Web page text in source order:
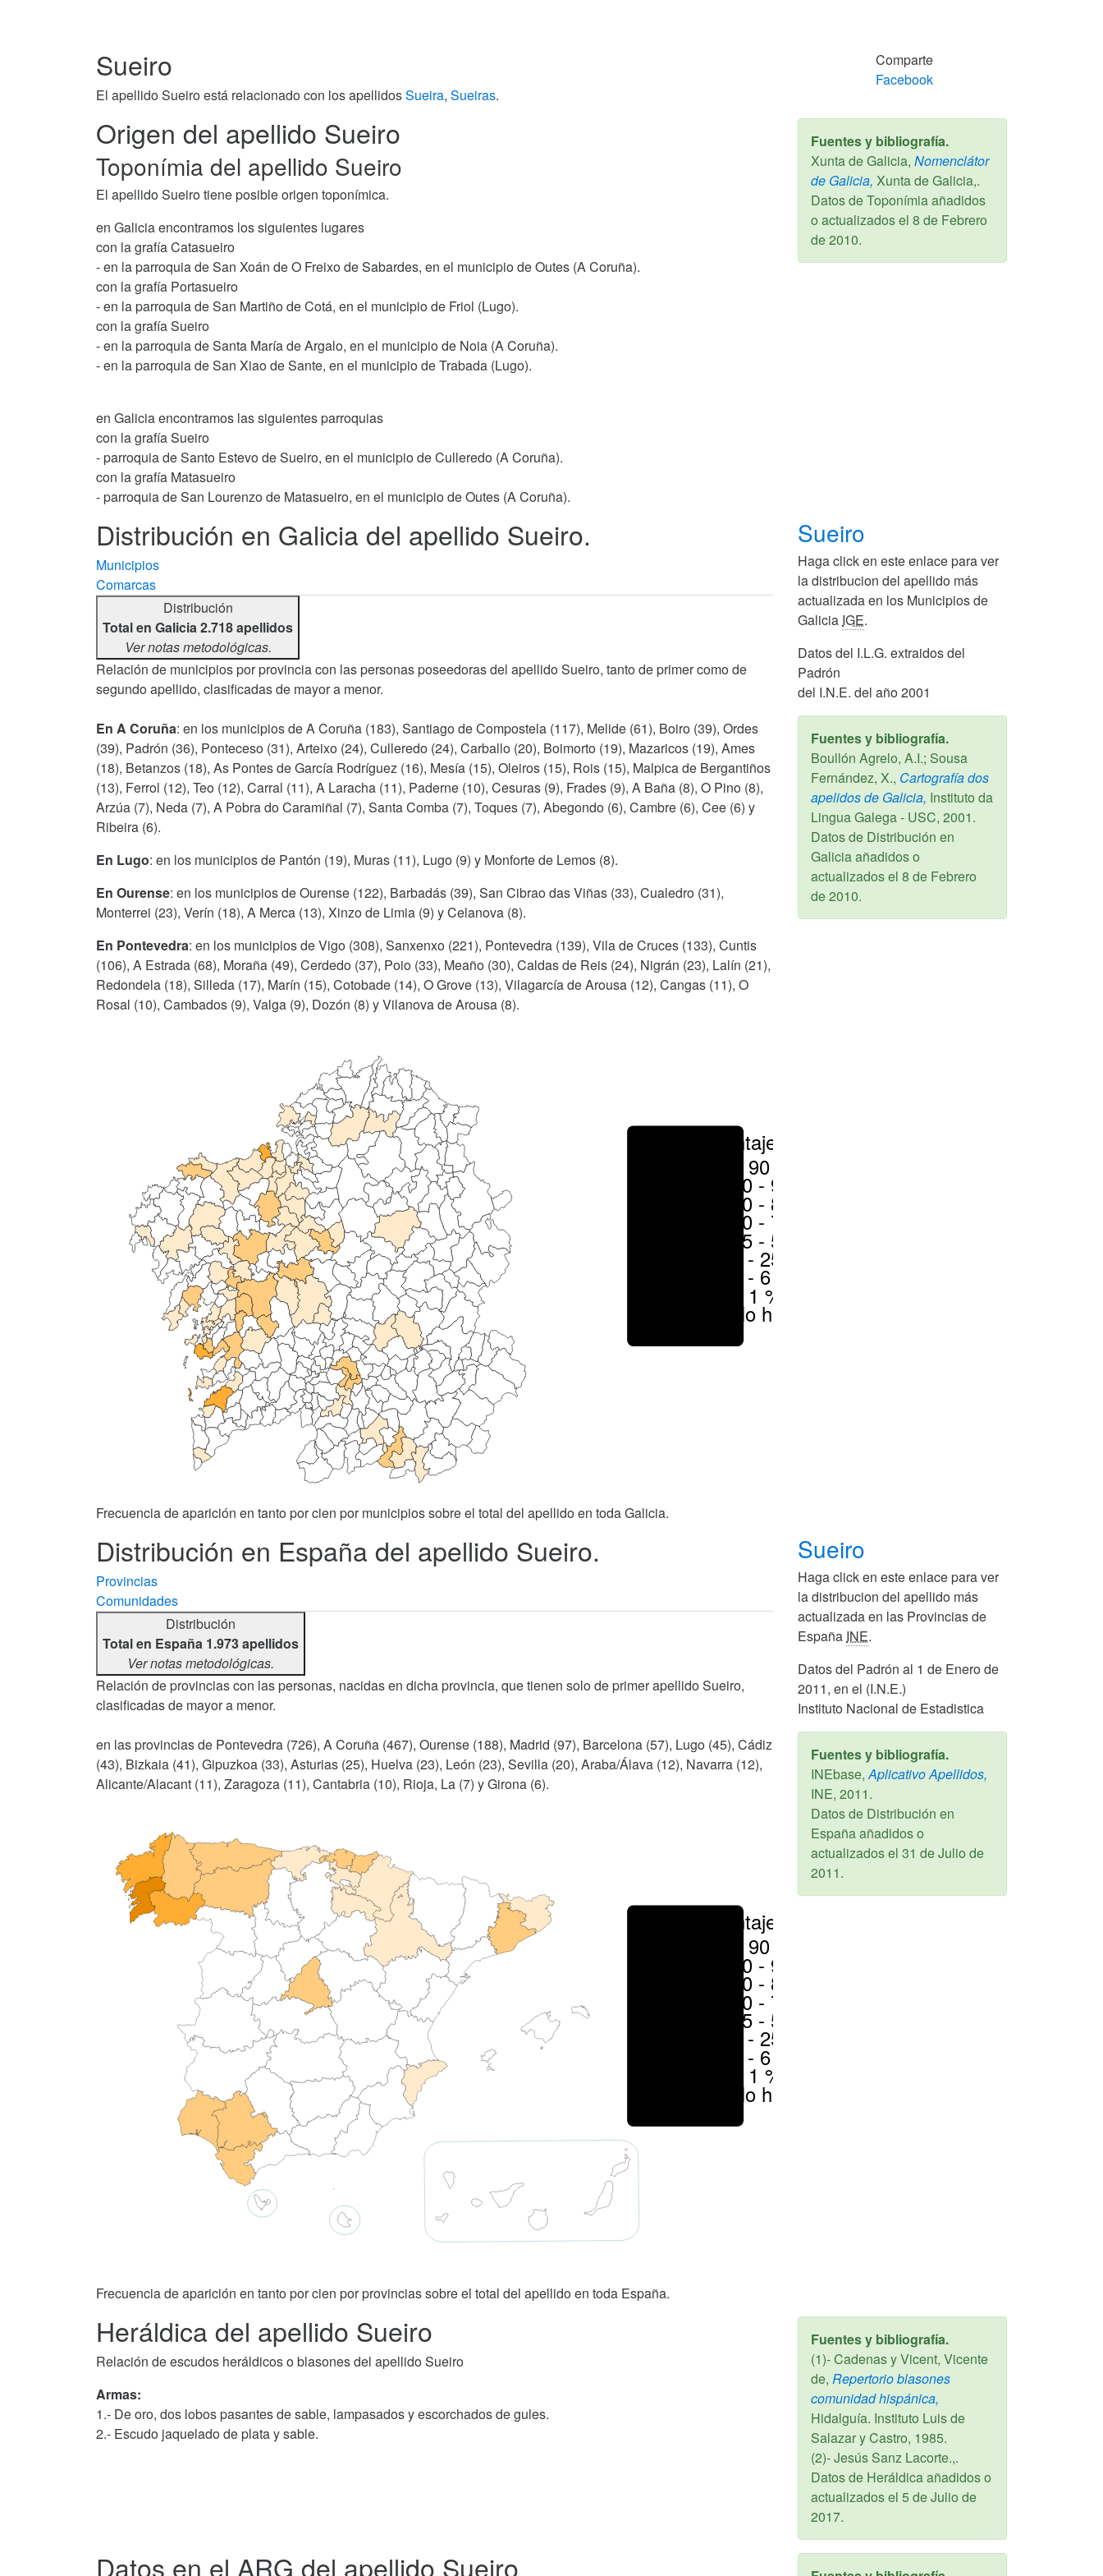
Sueiro
El apellido Sueiro está relacionado con los apellidosSueira, Sueiras.
Comparte
Facebook
Origen del apellido Sueiro
Toponímia del apellido Sueiro
El apellido Sueiro tiene posible origen toponímica.
en Galicia encontramos los siguientes lugares
con la grafía Catasueiro
- en la parroquia de San Xoán de O Freixo de Sabardes, en el municipio de Outes (A Coruña).
con la grafía Portasueiro
- en la parroquia de San Martiño de Cotá, en el municipio de Friol (Lugo).
con la grafía Sueiro
- en la parroquia de Santa María de Argalo, en el municipio de Noia (A Coruña).
- en la parroquia de San Xiao de Sante, en el municipio de Trabada (Lugo).
en Galicia encontramos las siguientes parroquias
con la grafía Sueiro
- parroquia de Santo Estevo de Sueiro, en el municipio de Culleredo (A Coruña).
con la grafía Matasueiro
- parroquia de San Lourenzo de Matasueiro, en el municipio de Outes (A Coruña).
Fuentes y bibliografía.
Xunta de Galicia, Nomenclátor
de Galicia, Xunta de Galicia,.
Datos de Toponímia añadidos
o actualizados el 8 de Febrero
de 2010.
Distribución en Galicia del apellido Sueiro.
Municipios
Comarcas
Distribución
Total en Galicia 2.718 apellidos
Ver notas metodológicas.
Relación de municipios por provincia con las personas poseedoras del apellido Sueiro, tanto de primer como de
segundo apellido, clasificadas de mayor a menor.
En A Coruña: en los municipios de A Coruña (183), Santiago de Compostela (117), Melide (61), Boiro (39), Ordes
(39), Padrón (36), Ponteceso (31), Arteixo (24), Culleredo (24), Carballo (20), Boimorto (19), Mazaricos (19), Ames
(18), Betanzos (18), As Pontes de García Rodríguez (16), Mesía (15), Oleiros (15), Rois (15), Malpica de Bergantiños
(13), Ferrol (12), Teo (12), Carral (11), A Laracha (11), Paderne (10), Cesuras (9), Frades (9), A Baña (8), O Pino (8),
Arzúa (7), Neda (7), A Pobra do Caramiñal (7), Santa Comba (7), Toques (7), Abegondo (6), Cambre (6), Cee (6) y
Ribeira (6).
En Lugo: en los municipios de Pantón (19), Muras (11), Lugo (9) y Monforte de Lemos (8).
En Ourense: en los municipios de Ourense (122), Barbadás (39), San Cibrao das Viñas (33), Cualedro (31),
Monterrei (23), Verín (18), A Merca (13), Xinzo de Limia (9) y Celanova (8).
En Pontevedra: en los municipios de Vigo (308), Sanxenxo (221), Pontevedra (139), Vila de Cruces (133), Cuntis
(106), A Estrada (68), Moraña (49), Cerdedo (37), Poio (33), Meaño (30), Caldas de Reis (24), Nigrán (23), Lalín (21),
Redondela (18), Silleda (17), Marín (15), Cotobade (14), O Grove (13), Vilagarcía de Arousa (12), Cangas (11), O
Rosal (10), Cambados (9), Valga (9), Dozón (8) y Vilanova de Arousa (8).
Porcentajes
> 90 %
80 - 90 %
70 - 80 %
50 - 70 %
25 - 50 %
6 - 25 %
1 - 6 %
< 1 %
No hay
Frecuencia de aparición en tanto por cien por municipios sobre el total del apellido en toda Galicia.
Sueiro
Haga click en este enlace para ver
la distribucion del apellido más
actualizada en los Municipios de
Galicia IGE.
Datos del I.L.G. extraidos del
Padrón
del I.N.E. del año 2001
Fuentes y bibliografía.
Boullón Agrelo, A.I.; Sousa
Fernández, X., Cartografía dos
apelidos de Galicia, Instituto da
Lingua Galega - USC, 2001.
Datos de Distribución en
Galicia añadidos o
actualizados el 8 de Febrero
de 2010.
Distribución en España del apellido Sueiro.
Provincias
Comunidades
Distribución
Total en España 1.973 apellidos
Ver notas metodológicas.
Relación de provincias con las personas, nacidas en dicha provincia, que tienen solo de primer apellido Sueiro,
clasificadas de mayor a menor.
en las provincias de Pontevedra (726), A Coruña (467), Ourense (188), Madrid (97), Barcelona (57), Lugo (45), Cádiz
(43), Bizkaia (41), Gipuzkoa (33), Asturias (25), Huelva (23), León (23), Sevilla (20), Araba/Álava (12), Navarra (12),
Alicante/Alacant (11), Zaragoza (11), Cantabria (10), Rioja, La (7) y Girona (6).
Porcentajes
> 90 %
80 - 90 %
70 - 80 %
50 - 70 %
25 - 50 %
6 - 25 %
1 - 6 %
< 1 %
No hay
Frecuencia de aparición en tanto por cien por provincias sobre el total del apellido en toda España.
Sueiro
Haga click en este enlace para ver
la distribucion del apellido más
actualizada en las Provincias de
España INE.
Datos del Padrón al 1 de Enero de
2011, en el (I.N.E.)
Instituto Nacional de Estadistica
Fuentes y bibliografía.
INEbase,Aplicativo Apellidos,
INE, 2011.
Datos de Distribución en
España añadidos o
actualizados el 31 de Julio de
2011.
Heráldica del apellido Sueiro
Relación de escudos heráldicos o blasones del apellido Sueiro
Armas:
1.- De oro, dos lobos pasantes de sable, lampasados y escorchados de gules.
2.- Escudo jaquelado de plata y sable.
Fuentes y bibliografía.
(1)- Cadenas y Vicent, Vicente
de, Repertorio blasones
comunidad hispánica,
Hidalguía. Instituto Luis de
Salazar y Castro, 1985.
(2)- Jesús Sanz Lacorte.,.
Datos de Heráldica añadidos o
actualizados el 5 de Julio de
2017.
Datos en el ARG del apellido Sueiro